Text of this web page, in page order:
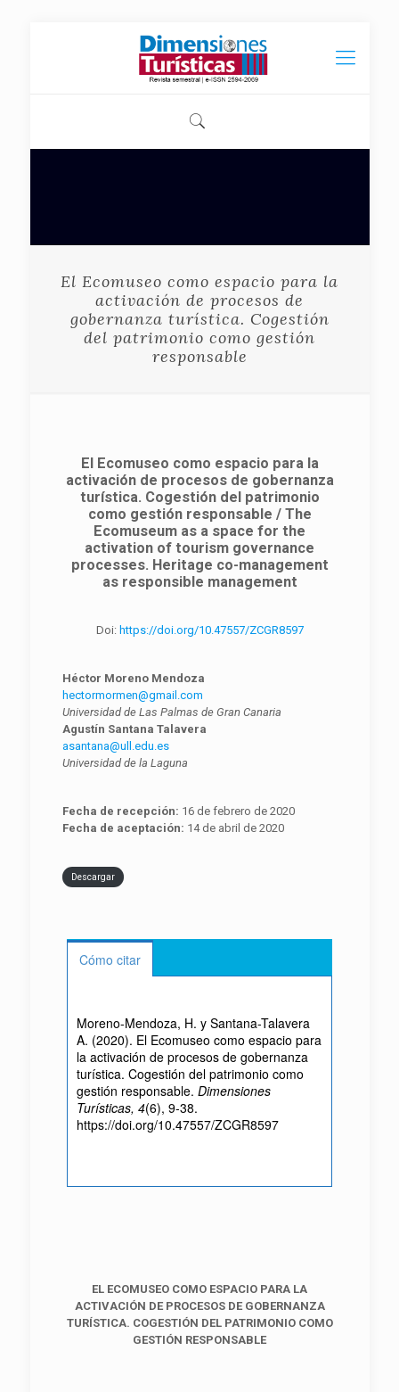
El Ecomuseo como espacio para la
activación de procesos de
gobernanza turística. Cogestión
del patrimonio como gestión
responsable
El Ecomuseo como espacio para la
activación de procesos de gobernanza
turística. Cogestión del patrimonio
como gestión responsable / The
Ecomuseum as a space for the
activation of tourism governance
processes. Heritage co-management
as responsible management
Doi: https://doi.org/10.47557/ZCGR8597
Héctor Moreno Mendoza
hectormormen@gmail.com
Universidad de Las Palmas de Gran Canaria
Agustín Santana Talavera
asantana@ull.edu.es
Universidad de la Laguna
Fecha de recepción: 16 de febrero de 2020
Fecha de aceptación: 14 de abril de 2020
Descargar
Cómo citar
Moreno-Mendoza, H. y Santana-Talavera
A. (2020). El Ecomuseo como espacio para
la activación de procesos de gobernanza
turística. Cogestión del patrimonio como
gestión responsable. Dimensiones
Turísticas, 4(6), 9-38.
https://doi.org/10.47557/ZCGR8597
EL ECOMUSEO COMO ESPACIO PARA LA
ACTIVACIÓN DE PROCESOS DE GOBERNANZA
TURÍSTICA. COGESTIÓN DEL PATRIMONIO COMO
GESTIÓN RESPONSABLE